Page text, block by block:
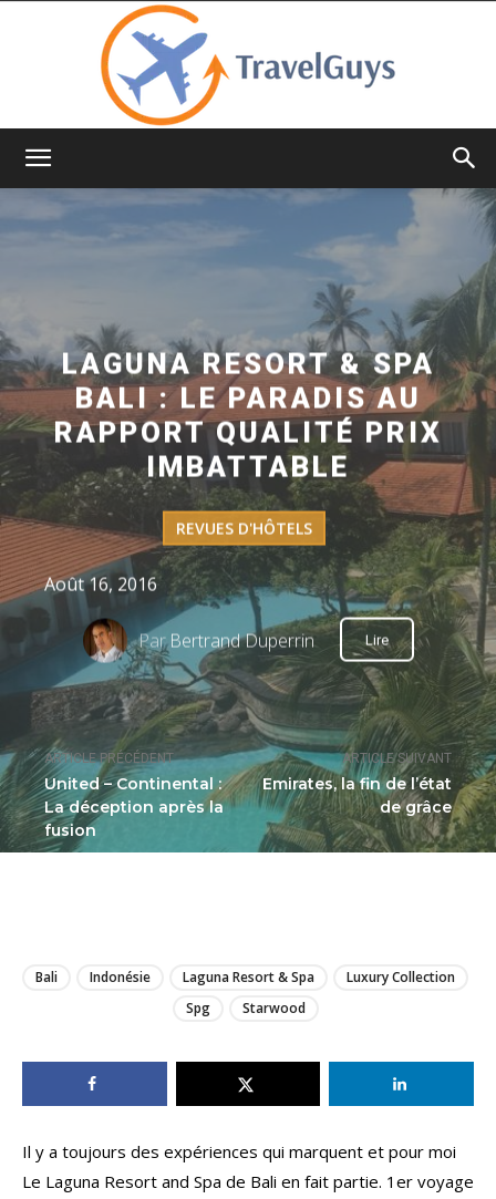
ARTICLE PRÉCÉDENT
United – Continental :
La déception après la
fusion
ARTICLE SUIVANT
Emirates, la fin de l’état
de grâce
LAGUNA RESORT & SPA
BALI : LE PARADIS AU
RAPPORT QUALITÉ PRIX
IMBATTABLE
REVUES D'HÔTELS
Août 16, 2016
Par Bertrand Duperrin Lire
Bali Indonésie Laguna Resort & Spa
Luxury Collection
Spg
Starwood
Il y a toujours des expériences qui marquent et pour moi
Le Laguna Resort and Spa de Bali en fait partie. 1er voyage